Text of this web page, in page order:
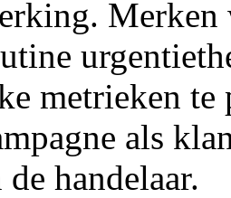
Merken
metrieken te
als
handelaar.